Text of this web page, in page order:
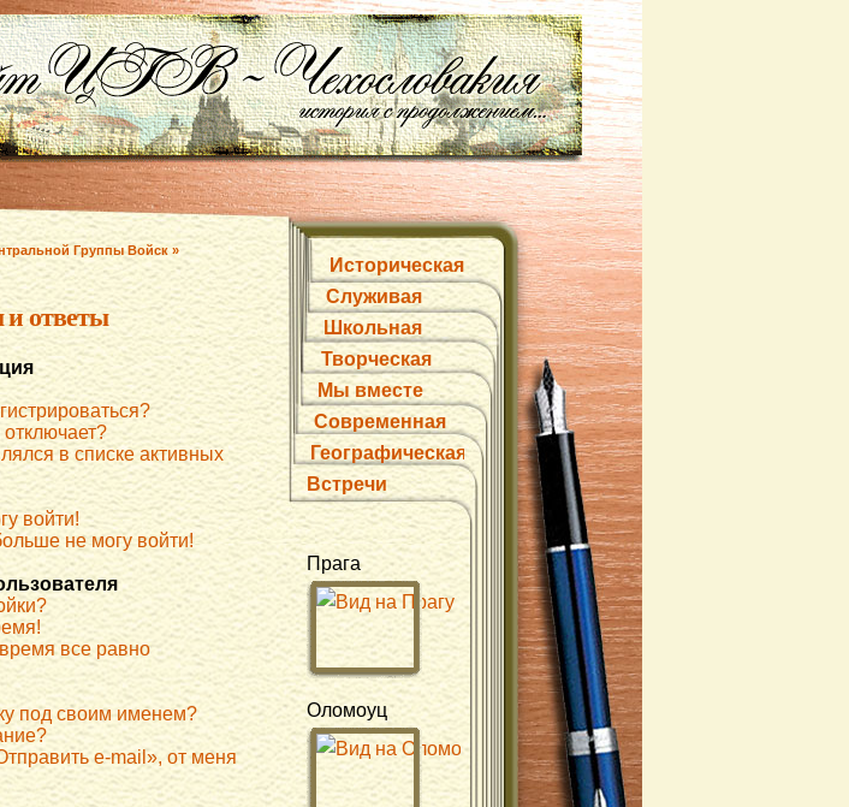
Группы Войск »
ответы
в списке активных
войти!
не могу войти!
все равно
под своим именем?
e-mail», от меня
Историческая
Служивая
Школьная
Творческая
Мы вместе
Современная
Географическая
Встречи
Прага
Оломоуц